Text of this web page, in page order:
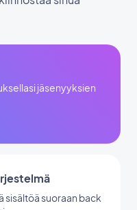
jäsenyyksien
sisältöä suoraan back